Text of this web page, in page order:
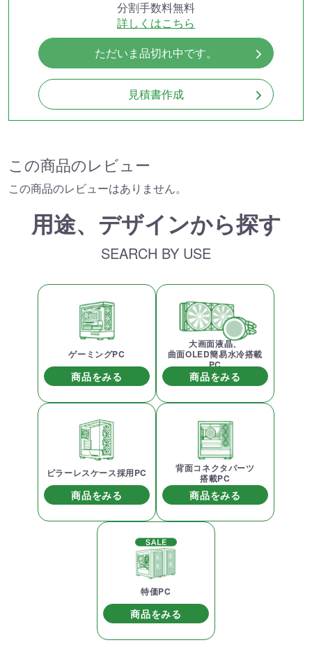
分割手数料無料
詳しくはこちら
ただいま品切れ中です。
見積書作成
この商品のレビュー
この商品のレビューはありません。
用途、デザインから探す
SEARCH BY USE
ゲーミングPC
商品をみる
大画面液晶、
曲面OLED簡易水冷搭載
PC
商品をみる
ピラーレスケース採用PC
商品をみる
背面コネクタパーツ
搭載PC
商品をみる
特価PC
商品をみる